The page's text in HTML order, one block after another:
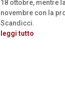
18 ottobre, mentre
novembre con la
Scandicci.
leggi tutto